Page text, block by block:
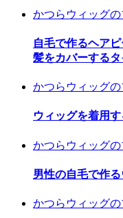
かつらウィッグ
自毛で作るヘア
髪をカバーする
かつらウィッグ
ウィッグを着用
かつらウィッグ
男性の自毛で作
かつらウィッグ